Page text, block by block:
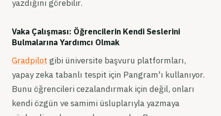
yazdığını görebilir.
Vaka Çalışması: Öğrencilerin Kendi Seslerini
Bulmalarına Yardımcı Olmak
Gradpilot gibi üniversite başvuru platformları,
yapay zeka tabanlı tespit için Pangram'ı kullanıyor.
Bunu öğrencileri cezalandırmak için değil, onları
kendi özgün ve samimi üsluplarıyla yazmaya